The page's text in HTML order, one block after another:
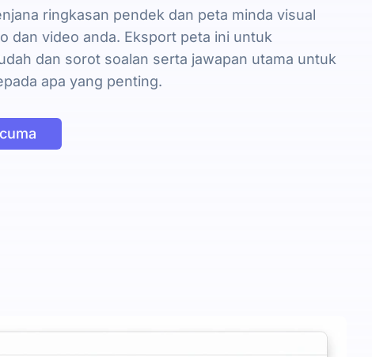
ringkasan pendek dan peta minda visual
dan video anda. Eksport peta ini untuk
dan sorot soalan serta jawapan utama untuk
apa yang penting.